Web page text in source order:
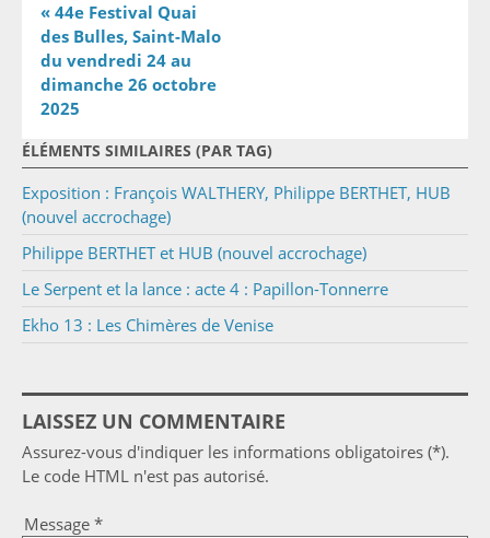
« 44e Festival Quai
des Bulles, Saint-Malo
du vendredi 24 au
dimanche 26 octobre
2025
ÉLÉMENTS SIMILAIRES (PAR TAG)
Exposition : François WALTHERY, Philippe BERTHET, HUB
(nouvel accrochage)
Philippe BERTHET et HUB (nouvel accrochage)
Le Serpent et la lance : acte 4 : Papillon-Tonnerre
Ekho 13 : Les Chimères de Venise
LAISSEZ UN COMMENTAIRE
Assurez-vous d'indiquer les informations obligatoires (*).
Le code HTML n'est pas autorisé.
Message *